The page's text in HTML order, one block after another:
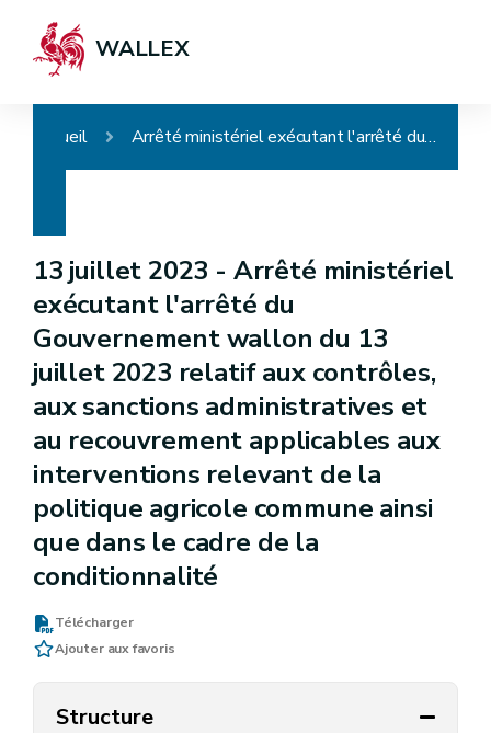
WALLEX
Accueil Arrêté ministériel exécutant l'arrêté du Gouvernement wallon du 13 juillet 2023 relatif aux contrôles, aux sanctions administratives et au recouvrement applicables aux interventions relevant de la politique agricole commune ainsi que dans le cadre de la conditionnalité
13 juillet 2023 - Arrêté ministériel
exécutant l'arrêté du
Gouvernement wallon du 13
juillet 2023 relatif aux contrôles,
aux sanctions administratives et
au recouvrement applicables aux
interventions relevant de la
politique agricole commune ainsi
que dans le cadre de la
conditionnalité
Télécharger
Ajouter aux favoris
Structure